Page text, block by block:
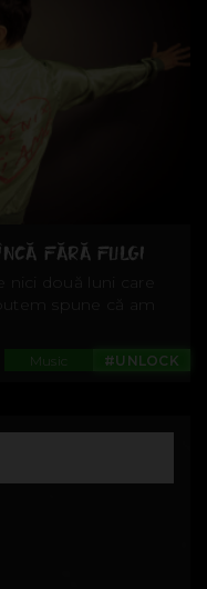
FĂRĂ FULGI
nici două luni care
spune că am
#UNLOCK
Music